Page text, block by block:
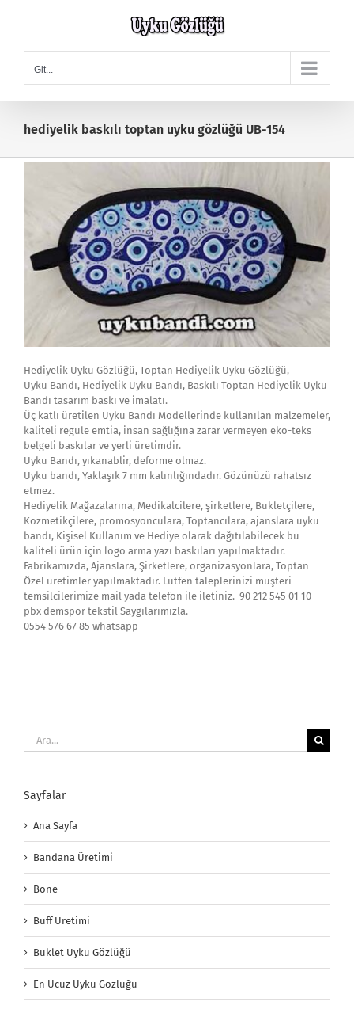
Git...
hediyelik baskılı toptan uyku gözlüğü UB-154
Hediyelik Uyku Gözlüğü, Toptan Hediyelik Uyku Gözlüğü,
Uyku Bandı, Hediyelik Uyku Bandı, Baskılı Toptan Hediyelik Uyku
Bandı tasarım baskı ve imalatı.
Üç katlı üretilen Uyku Bandı Modellerinde kullanılan malzemeler,
kaliteli regule emtia, insan sağlığına zarar vermeyen eko-teks
belgeli baskılar ve yerli üretimdir.
Uyku Bandı, yıkanablir, deforme olmaz.
Uyku bandı, Yaklaşık 7 mm kalınlığındadır. Gözünüzü rahatsız
etmez.
Hediyelik Mağazalarına, Medikalcilere, şirketlere, Bukletçilere,
Kozmetikçilere, promosyonculara, Toptancılara, ajanslara uyku
bandı, Kişisel Kullanım ve Hediye olarak dağıtılabilecek bu
kaliteli ürün için logo arma yazı baskıları yapılmaktadır.
Fabrikamızda, Ajanslara, Şirketlere, organizasyonlara, Toptan
Özel üretimler yapılmaktadır. Lütfen taleplerinizi müşteri
temsilcilerimize mail yada telefon ile iletiniz. 90 212 545 01 10
pbx demspor tekstil Saygılarımızla.
0554 576 67 85 whatsapp
Ara:
Sayfalar
Ana Sayfa
Bandana Üretimi
Bone
Buff Üretimi
Buklet Uyku Gözlüğü
En Ucuz Uyku Gözlüğü